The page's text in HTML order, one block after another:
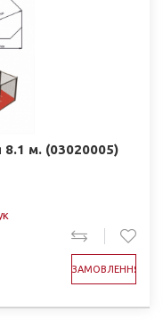
м. (03020005)
ЗАМОВЛЕННЯ